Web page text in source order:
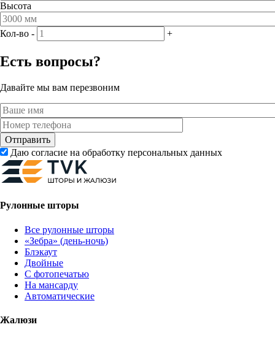
Высота
Кол-во - +
Есть вопросы?
Давайте мы вам перезвоним
Даю согласие на обработку персональных данных
Рулонные шторы
Все рулонные шторы
«Зебра» (день-ночь)
Блэкаут
Двойные
С фотопечатью
На мансарду
Автоматические
Жалюзи